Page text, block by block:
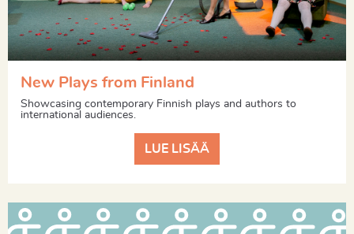
New Plays from Finland
Showcasing contemporary Finnish plays and authors to
international audiences.
LUE LISÄÄ